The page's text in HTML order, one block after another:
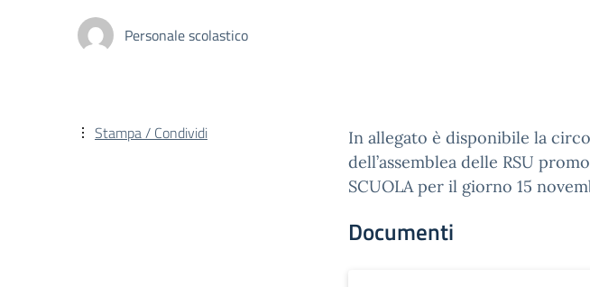
Personale scolastico
In allegato è disponibile la
dell’assemblea delle RSU
SCUOLA per il giorno 15
Documenti
Stampa / Condividi